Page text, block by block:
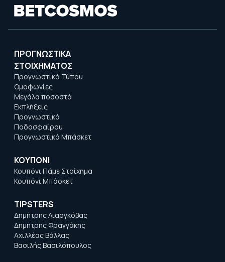
ΠΡΟΓΝΩΣΤΙΚΑ
ΣΤΟΙΧΗΜΑΤΟΣ
Προγνωστικά Τύπου
Ομοφωνίες
Μεγάλα ποσοστά
Εκπλήξεις
Προγνωστικά
Ποδοσφαίρου
Προγνωστικά Μπάσκετ
ΚΟΥΠΟΝΙ
Κουπόνι Πάμε Στοίχημα
Κουπόνι Μπάσκετ
TIPSTERS
Δημήτρης Λιαργκόβας
Δημήτρης Φραγγάκης
Αχιλλέας Βάλλας
Βασιλής Βασιλόπουλος